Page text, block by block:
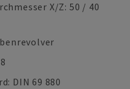
X/Z: 50 / 40
DIN 69 880